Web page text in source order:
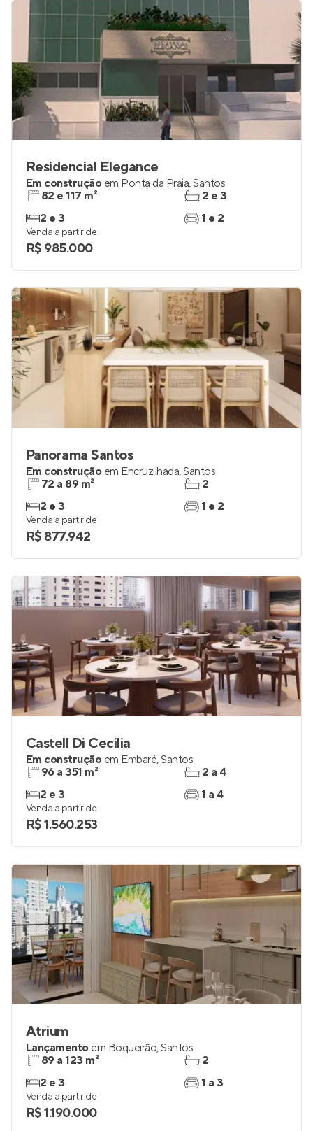
Residencial Elegance
Em construção em Ponta da Praia,Santos
82 e 117 m²
2 e 3
2 e 3
1 e 2
Venda a partir de
R$ 985.000
Panorama Santos
Em construção em Encruzilhada,Santos
72 a 89 m²
2 e 3
2
1 e 2
Venda a partir de
R$ 877.942
Castell Di Cecilia
Em construção em Embaré,Santos
96 a 351 m²
2 e 3
2 a 4
1 a 4
Venda a partir de
R$ 1.560.253
Atrium
Lançamento em Boqueirão,Santos
89 a 123 m²
2 e 3
2
1 a 3
Venda a partir de
R$ 1.190.000